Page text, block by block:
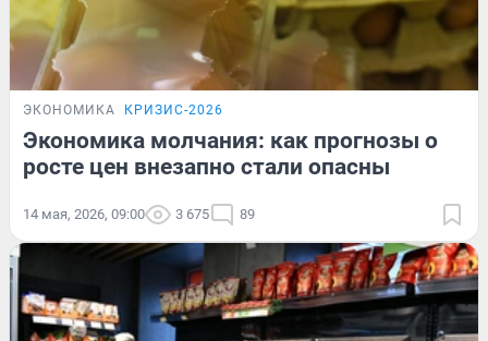
ЭКОНОМИКА КРИЗИС-2026
Экономика молчания: как прогнозы о
росте цен внезапно стали опасны
14 мая, 2026, 09:00 3 675 89